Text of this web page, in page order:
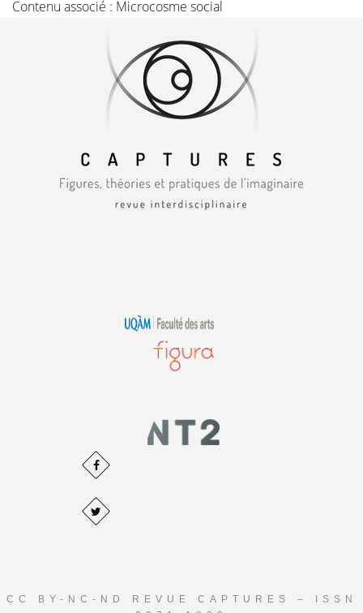
Contenu associé : Microcosme social
CC BY-NC-ND REVUE CAPTURES – ISSN